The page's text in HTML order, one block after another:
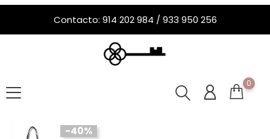
Contacto: 914 202 984 / 933 950 256
0
-40%